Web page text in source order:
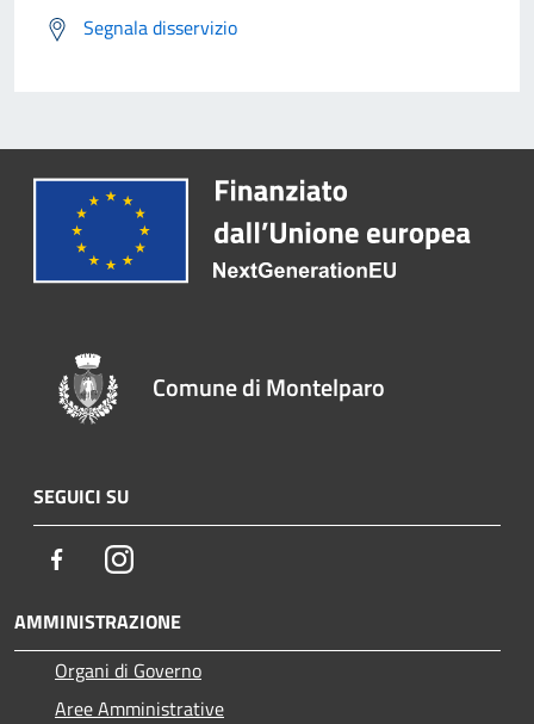
Segnala disservizio
Comune di Montelparo
SEGUICI SU
FacebookInstagram
AMMINISTRAZIONE
Organi di Governo
Aree Amministrative